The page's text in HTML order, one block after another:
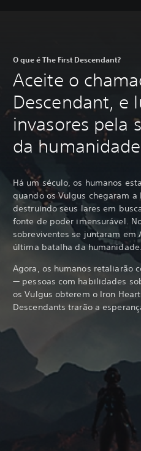
O que é The First Descendant?
Aceite o
Descendant, e
invasores pela
da
Há um século, os humanos
quando os Vulgus chegaram
destruindo seus lares em
fonte de poder imensurável.
sobreviventes se juntaram em
última batalha da humanidade.
Agora, os humanos retaliarão
— pessoas com habilidades
os Vulgus obterem o Iron
Descendants trarão a